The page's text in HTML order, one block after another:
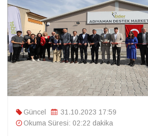
Güncel
31.10.2023 17:59
Okuma Süresi: 02:22 dakika